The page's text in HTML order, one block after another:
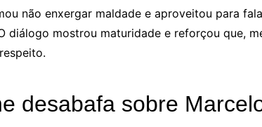
não enxergar maldade e aproveitou para
diálogo mostrou maturidade e reforçou que,
desabafa sobre